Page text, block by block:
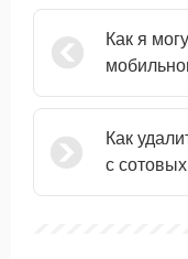
Как я
Как
с